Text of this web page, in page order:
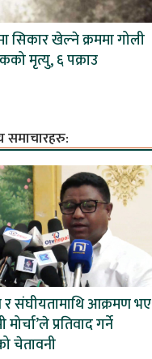
सिकार खेल्ने क्रममा गोली
मृत्यु, ६ पक्राउ
समाचारहरु:
र संघीयतामाथि आक्रमण भए
मोर्चा’ले प्रतिवाद गर्ने
चेतावनी